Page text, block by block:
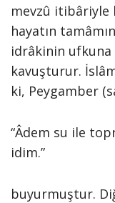
mevzû itibâriyle
hayatın
idrâkinin
kavuşturur.
ki, Peygamber
“Âdem su ile
idim.”
buyurmuştur.